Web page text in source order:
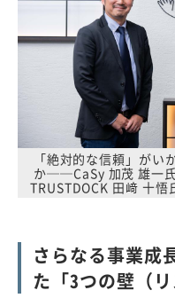
「絶対的な信頼」が
か──CaSy 加茂 雄一
TRUSTDOCK 田﨑 十
さらなる事業成
た「3つの壁（リ